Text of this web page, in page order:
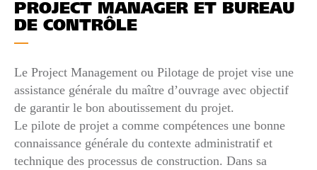
PROJECT MANAGER ET BUREAU
DE CONTRÔLE
Le Project Management ou Pilotage de projet vise une
assistance générale du maître d’ouvrage avec objectif
de garantir le bon aboutissement du projet.
Le pilote de projet a comme compétences une bonne
connaissance générale du contexte administratif et
technique des processus de construction. Dans sa